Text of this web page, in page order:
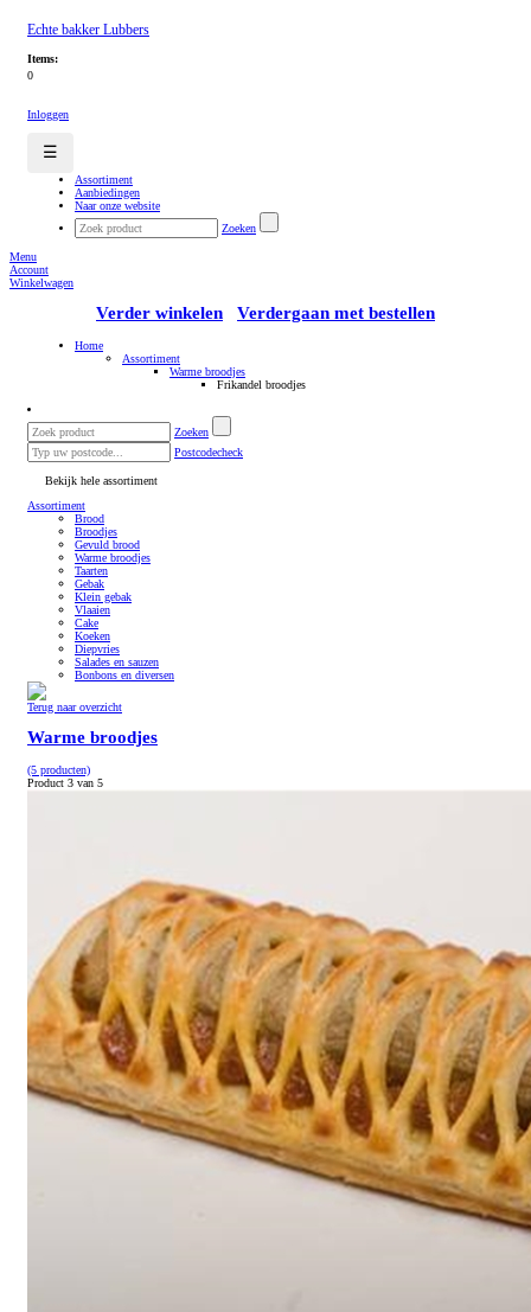
Echte bakker Lubbers
Items:
0
Inloggen
☰
Assortiment
Aanbiedingen
Naar onze website
Zoeken
Menu
Account
Winkelwagen
Verder winkelen Verdergaan met bestellen
Home
Assortiment
Warme broodjes
Frikandel broodjes
Zoeken
Postcodecheck
Bekijk hele assortiment
Assortiment
Brood
Broodjes
Gevuld brood
Warme broodjes
Taarten
Gebak
Klein gebak
Vlaaien
Cake
Koeken
Diepvries
Salades en sauzen
Bonbons en diversen
Terug naar overzicht
Warme broodjes
(5 producten)
Product 3 van 5